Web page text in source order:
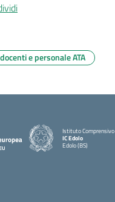
e personale ATA
Istituto Comprensivo
IC Edolo
Edolo (BS)